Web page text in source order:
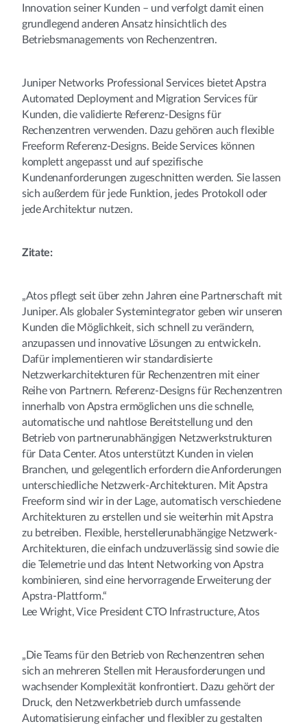
Innovation seiner Kunden – und verfolgt damit einen
grundlegend anderen Ansatz hinsichtlich des
Betriebsmanagements von Rechenzentren.
Juniper Networks Professional Services bietet Apstra
Automated Deployment and Migration Services für
Kunden, die validierte Referenz-Designs für
Rechenzentren verwenden. Dazu gehören auch flexible
Freeform Referenz-Designs. Beide Services können
komplett angepasst und auf spezifische
Kundenanforderungen zugeschnitten werden. Sie lassen
sich außerdem für jede Funktion, jedes Protokoll oder
jede Architektur nutzen.
Zitate:
„Atos pflegt seit über zehn Jahren eine Partnerschaft mit
Juniper. Als globaler Systemintegrator geben wir unseren
Kunden die Möglichkeit, sich schnell zu verändern,
anzupassen und innovative Lösungen zu entwickeln.
Dafür implementieren wir standardisierte
Netzwerkarchitekturen für Rechenzentren mit einer
Reihe von Partnern. Referenz-Designs für Rechenzentren
innerhalb von Apstra ermöglichen uns die schnelle,
automatische und nahtlose Bereitstellung und den
Betrieb von partnerunabhängigen Netzwerkstrukturen
für Data Center. Atos unterstützt Kunden in vielen
Branchen, und gelegentlich erfordern die Anforderungen
unterschiedliche Netzwerk-Architekturen. Mit Apstra
Freeform sind wir in der Lage, automatisch verschiedene
Architekturen zu erstellen und sie weiterhin mit Apstra
zu betreiben. Flexible, herstellerunabhängige Netzwerk-
Architekturen, die einfach undzuverlässig sind sowie die
die Telemetrie und das Intent Networking von Apstra
kombinieren, sind eine hervorragende Erweiterung der
Apstra-Plattform.“
Lee Wright, Vice President CTO Infrastructure, Atos
„Die Teams für den Betrieb von Rechenzentren sehen
sich an mehreren Stellen mit Herausforderungen und
wachsender Komplexität konfrontiert. Dazu gehört der
Druck, den Netzwerkbetrieb durch umfassende
Automatisierung einfacher und flexibler zu gestalten